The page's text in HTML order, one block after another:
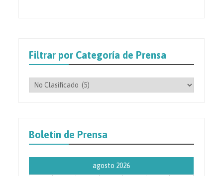
Filtrar por Categoría de Prensa
Filtrar
Prensa
Boletín de Prensa
agosto 2026